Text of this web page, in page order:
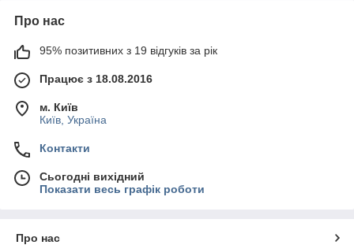
Про нас
95% позитивних з 19 відгуків за рік
Працює з 18.08.2016
м. Київ
Київ, Україна
Контакти
Сьогодні вихідний
Показати весь графік роботи
Про нас